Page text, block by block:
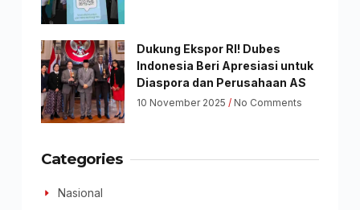
Dukung Ekspor RI! Dubes
Indonesia Beri Apresiasi untuk
Diaspora dan Perusahaan AS
10 November 2025 No Comments
Categories
Nasional